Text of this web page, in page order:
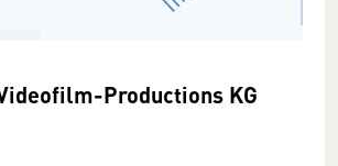
Productions KG